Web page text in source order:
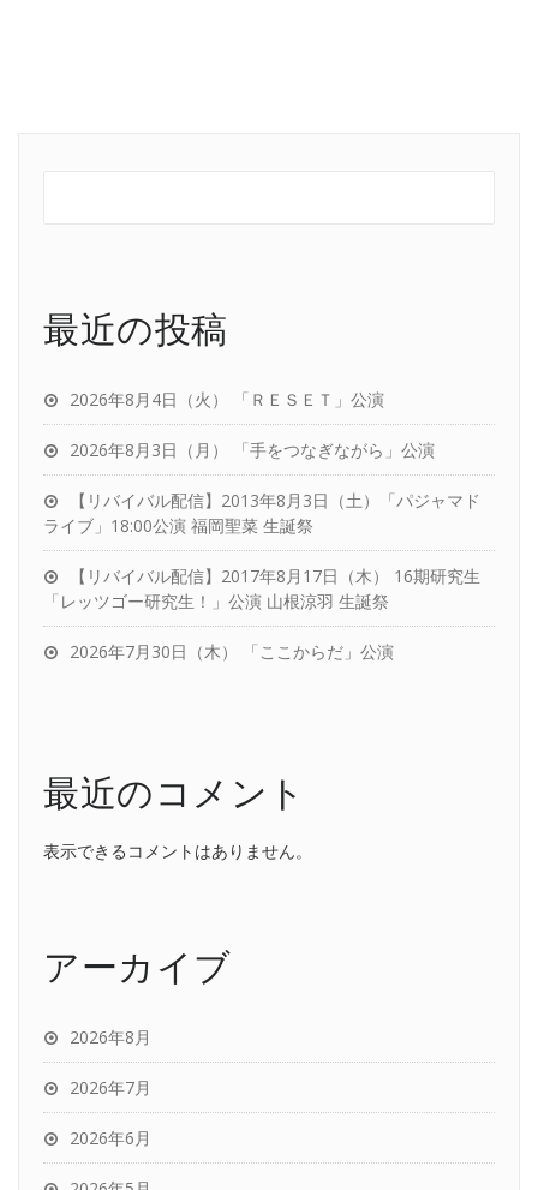
最近の投稿
2026年8月4日（火） 「ＲＥＳＥＴ」公演
2026年8月3日（月） 「手をつなぎながら」公演
【リバイバル配信】2013年8月3日（土）「パジャマド
ライブ」18:00公演 福岡聖菜 生誕祭
【リバイバル配信】2017年8月17日（木） 16期研究生
「レッツゴー研究生！」公演 山根涼羽 生誕祭
2026年7月30日（木） 「ここからだ」公演
最近のコメント
表示できるコメントはありません。
アーカイブ
2026年8月
2026年7月
2026年6月